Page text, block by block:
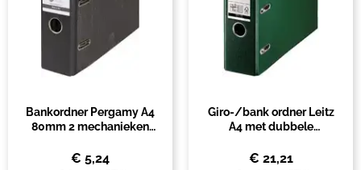
Bankordner Pergamy A4
80mm 2 mechanieken
€ 5,24
Giro-/bank ordner Leitz
A4 met dubbele
groen
€ 21,21